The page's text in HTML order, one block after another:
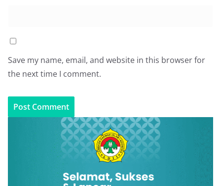
Save my name, email, and website in this browser for
the next time I comment.